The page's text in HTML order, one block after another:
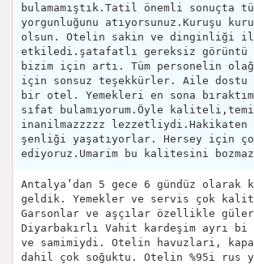
bulamamıştık.Tatil önemli sonuçta
yorgunluğunu atıyorsunuz.Kuruşu
olsun. Otelin sakin ve dinginliği
etkiledi.şatafatlı gereksiz görüntü
bizim için artı. Tüm personelin
için sonsuz teşekkürler. Aile dostu
bir otel. Yemekleri en sona
sıfat bulamıyorum.Öyle
inanilmazzzzz lezzetliydi.Hakikaten
şenliği yaşatıyorlar. Hersey için
ediyoruz.Umarim bu kalitesini bozmaz
Antalya’dan 5 gece 6 gündüz olarak
geldik. Yemekler ve servis çok
Garsonlar ve aşçılar özellikle
Diyarbakırlı Vahit kardeşim ayrı bi
ve samimiydi. Otelin havuzlari,
dahil çok soğuktu. Otelin %95i rus